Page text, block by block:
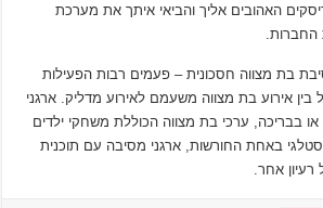
האהובים אליך והביאי איתך את מערכת
בת מצווה חסכונית – פעמים רבות הפעילות
אירוע בת מצווה משעמם לאירוע מדליק. ארגני
בבריכה, ערכי בת מצווה הכוללת משחקי ילדים
באחת החורשות, ארגני מסיבה עם תוכנית
אחר.